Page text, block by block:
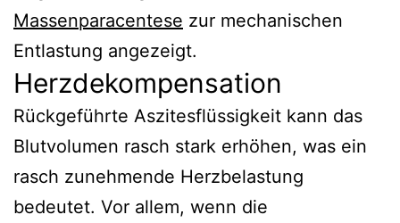
Massenparacentese zur mechanischen
Entlastung angezeigt.
Herzdekompensation
Rückgeführte Aszitesflüssigkeit kann das
Blutvolumen rasch stark erhöhen, was ein
rasch zunehmende Herzbelastung
bedeutet. Vor allem, wenn die